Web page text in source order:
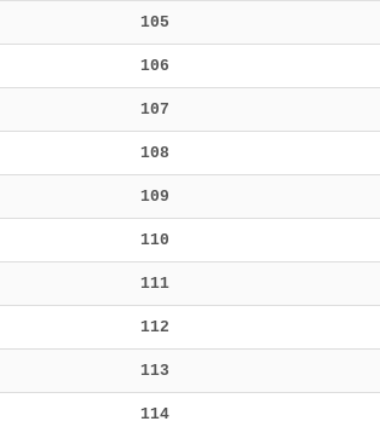
105
106
107
108
109
110
111
112
113
114